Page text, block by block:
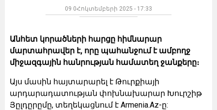
09 0Հոկտեմբերի 2025 - 17:33
Անհետ կորածների հարցը հիմնարար
մարտահրավեր է, որը պահանջում է ամբողջ
միջազգային հանրության համատեղ ջանքերը։
Այս մասին հայտարարել է Թուրքիայի
արդարադատության փոխնախարար Խուրշիթ
Յըլդըրըմը, տեղեկացնում է Armenia.Az-ը: